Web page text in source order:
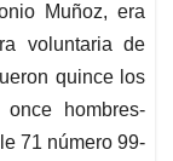
Muñoz, era
voluntaria de
quince los
hombres-
71 número 99-